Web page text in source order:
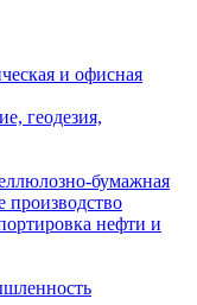
и офисная
геодезия,
бумажная
производство
нефти и